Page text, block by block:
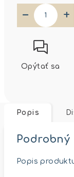
+
−
Opýtať sa
Popis
Podrobný
Popis